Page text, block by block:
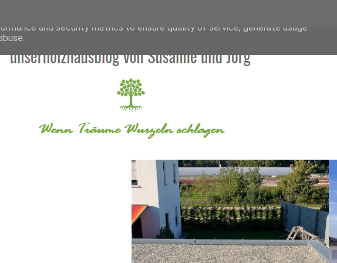
its services and to analyze traffic. Your IP address and user-agent
and security metrics to ensure quality of service, generate usage